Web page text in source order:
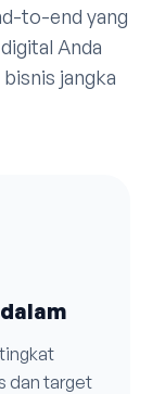
to-end yang
Anda
jangka
dan target